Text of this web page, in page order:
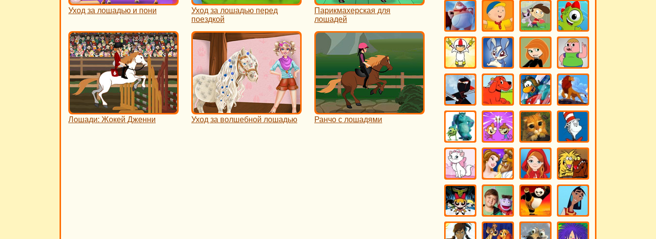
Уход за лошадью и пони
Уход за лошадью перед
поездкой
Парикмахерская для
лошадей
Лошади: Жокей Дженни Уход за волшебной лошадью Ранчо с лошадями